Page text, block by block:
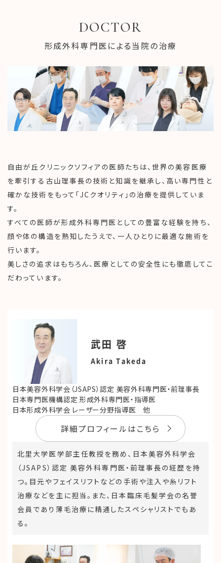
DOCTOR
形成外科専門医による当院の治療
自由が丘クリニックソフィアの医師たちは、世界の美容医療
を牽引する古山理事長の技術と知識を継承し、高い専門性と
確かな技術をもって「JCクオリティ」の治療を提供していま
す。
すべての医師が形成外科専門医としての豊富な経験を持ち、
顔や体の構造を熟知したうえで、一人ひとりに最適な施術を
行います。
美しさの追求はもちろん、医療としての安全性にも徹底してこ
だわっています。
武田 啓
Akira Takeda
日本美容外科学会（JSAPS）認定 美容外科専門医・前理事長
日本専門医機構認定 形成外科専門医・指導医
日本形成外科学会 レーザー分野指導医 他
詳細プロフィールはこちら
北里大学医学部主任教授を務め、日本美容外科学会
（JSAPS）認定 美容外科専門医・前理事長の経歴を持
つ。目元やフェイスリフトなどの手術や注入や糸リフト
治療などを主に担当。また、日本臨床毛髪学会の名誉
会員であり薄毛治療に精通したスペシャリストでもあ
る。